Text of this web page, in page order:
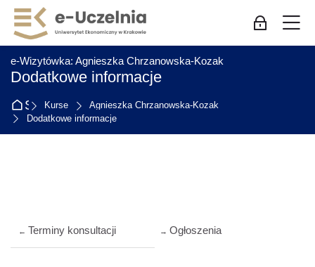
Skip to navigation
Skip to login form
Zum Hauptinhalt
Skip to accessibility options
Skip to footer
Skip accessibility options
Log-in für
e-Wizytówka: Agnieszka Chrzanowska-Kozak
Dodatkowe informacje
Startseite
Kurse
Agnieszka Chrzanowska-Kozak
Dodatkowe informacje
← Terminy konsultacji → Ogłoszenia